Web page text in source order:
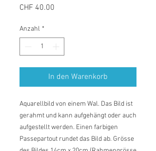
CHF 40.00
Anzahl *
In den Warenkorb
Aquarellbild von einem Wal. Das Bild ist
gerahmt und kann aufgehängt oder auch
aufgestellt werden. Einen farbigen
Passepartout rundet das Bild ab. Grösse